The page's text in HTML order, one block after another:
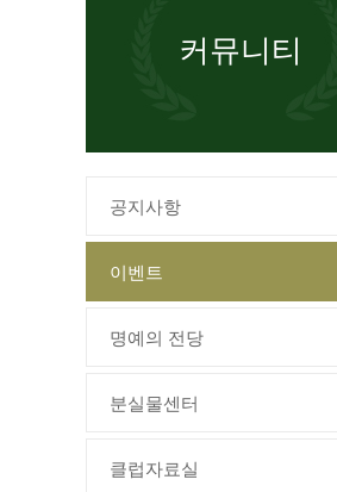
커뮤니티
공지사항
이벤트
명예의 전당
분실물센터
클럽자료실